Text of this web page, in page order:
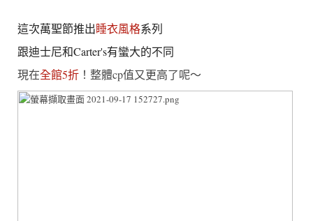
這次萬聖節推出睡衣風格系列
跟迪士尼和Carter's有蠻大的不同
現在全館5折 ！整體cp值又更高了呢～